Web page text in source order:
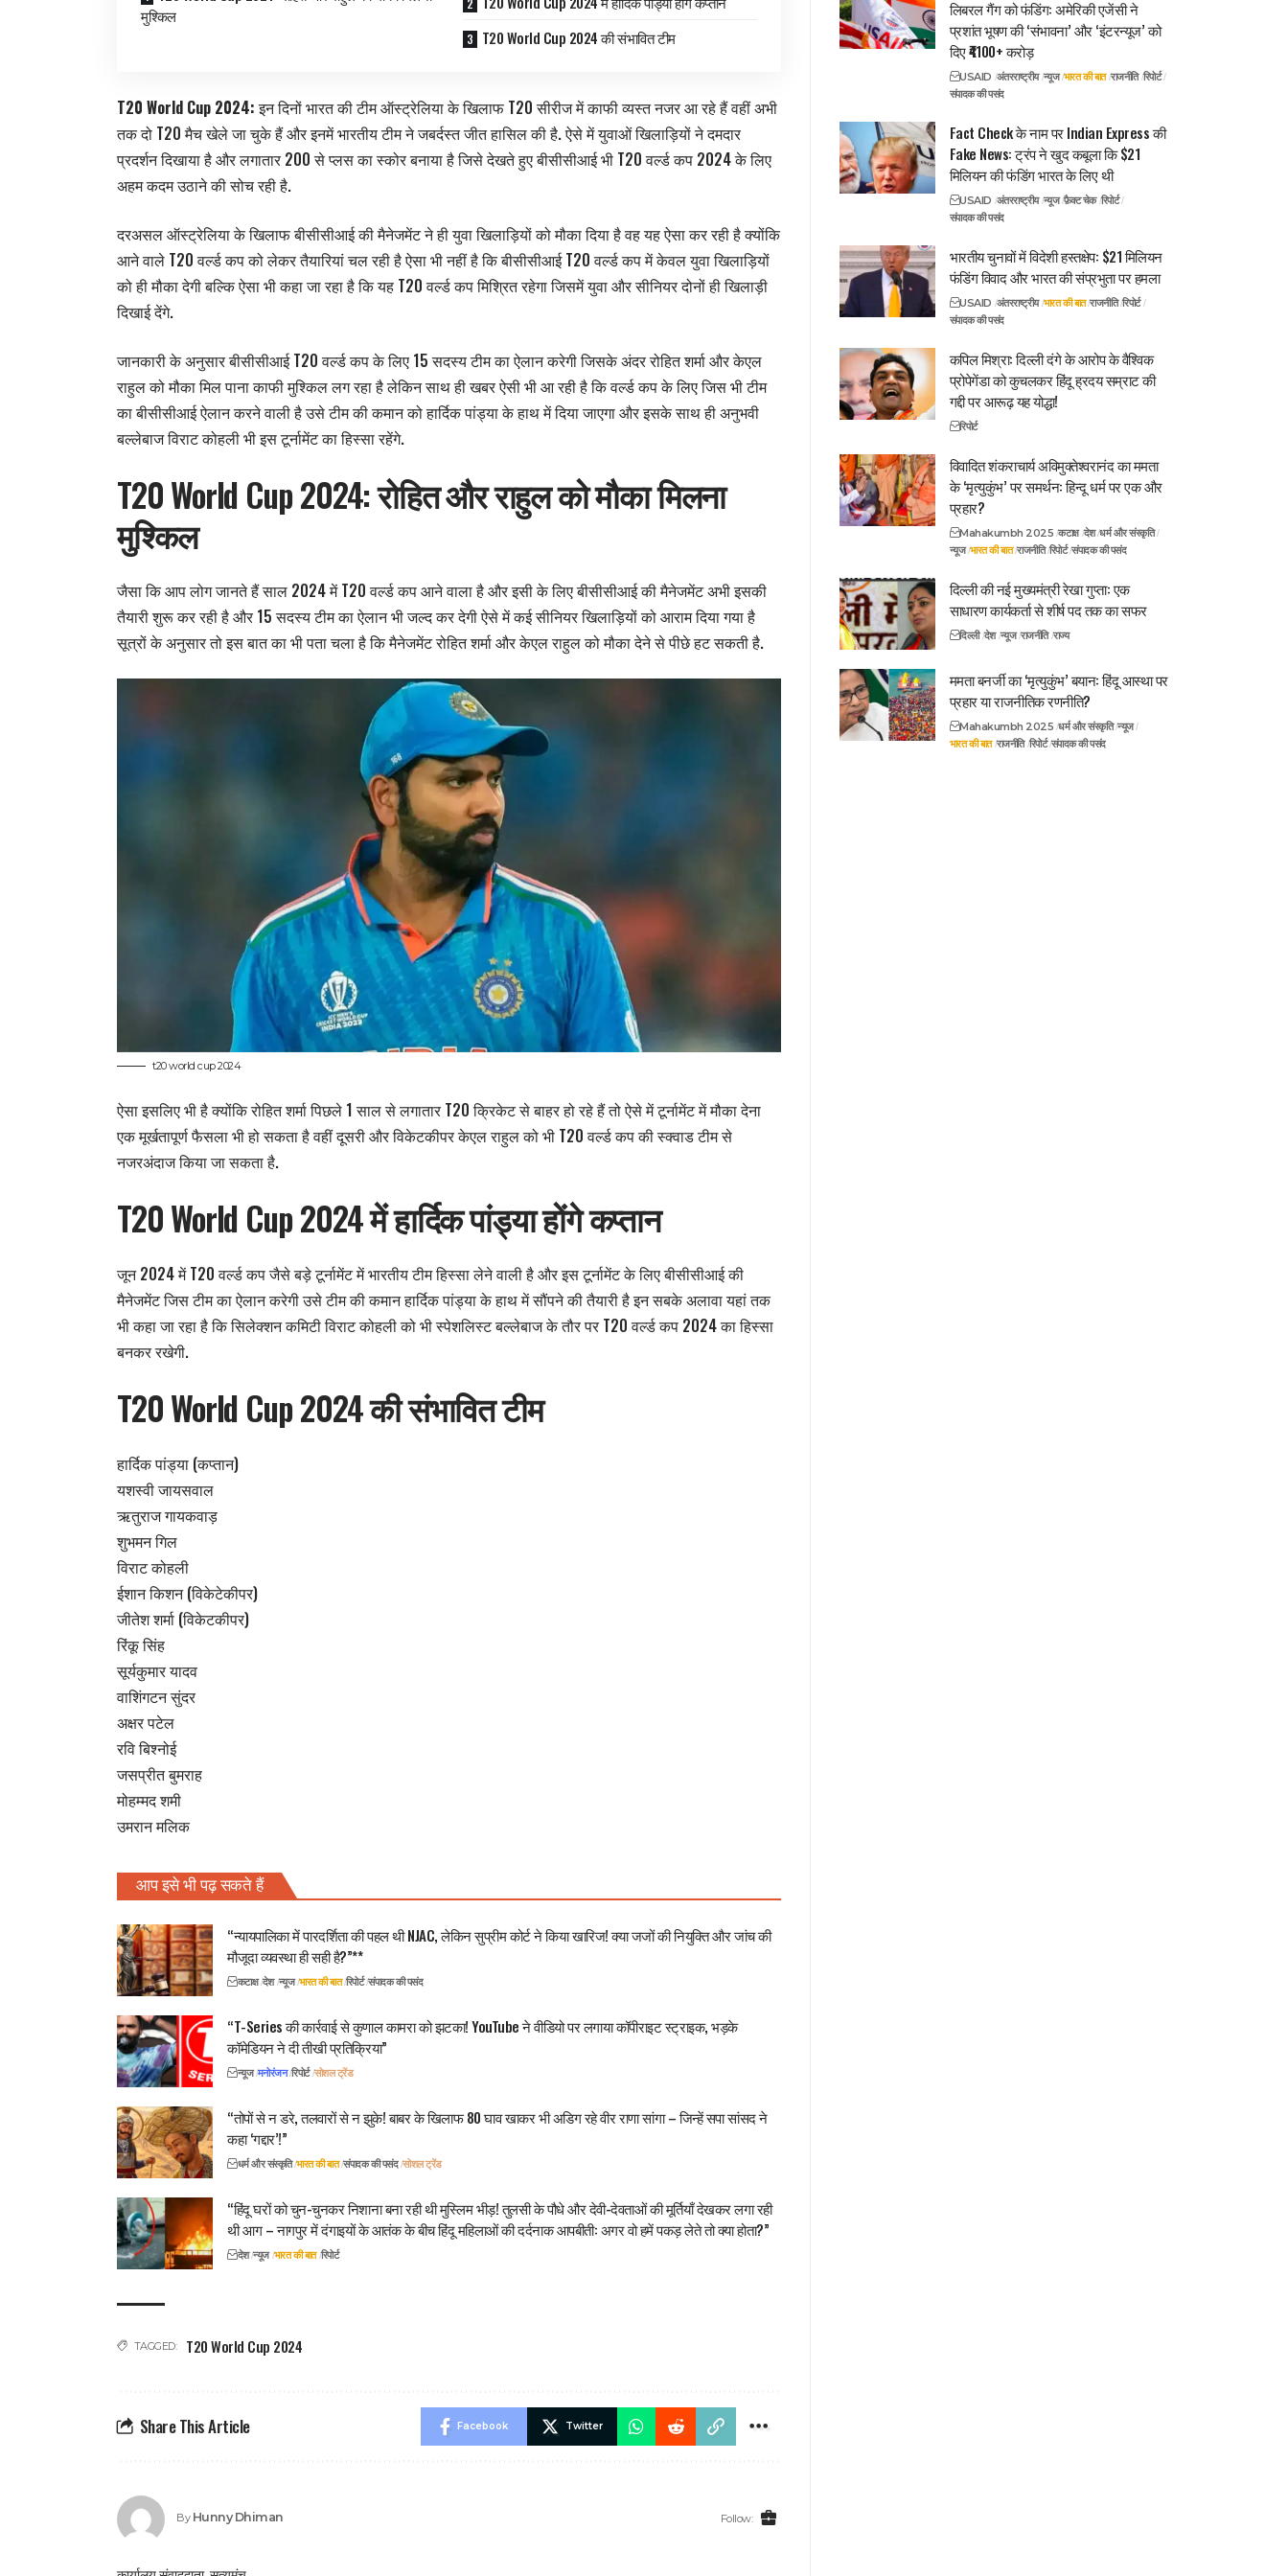
मुश्किल
T20 World Cup 2024 की संभावित टीम
T20 World Cup 2024:इन दिनों भारत की टीम ऑस्ट्रेलिया के खिलाफ T20 सीरीज में काफी व्यस्त नजर आ रहे हैं वहीं अभी
तक दो T20 मैच खेले जा चुके हैं और इनमें भारतीय टीम ने जबर्दस्त जीत हासिल की है. ऐसे में युवाओं खिलाड़ियों ने दमदार
प्रदर्शन दिखाया है और लगातार 200 से प्लस का स्कोर बनाया है जिसे देखते हुए बीसीसीआई भी T20 वर्ल्ड कप 2024 के लिए
अहम कदम उठाने की सोच रही है.
दरअसल ऑस्ट्रेलिया के खिलाफ बीसीसीआई की मैनेजमेंट ने ही युवा खिलाड़ियों को मौका दिया है वह यह ऐसा कर रही है क्योंकि
आने वाले T20 वर्ल्ड कप को लेकर तैयारियां चल रही है ऐसा भी नहीं है कि बीसीसीआई T20 वर्ल्ड कप में केवल युवा खिलाड़ियों
को ही मौका देगी बल्कि ऐसा भी कहा जा रहा है कि यह T20 वर्ल्ड कप मिश्रित रहेगा जिसमें युवा और सीनियर दोनों ही खिलाड़ी
दिखाई देंगे.
जानकारी के अनुसार बीसीसीआई T20 वर्ल्ड कप के लिए 15 सदस्य टीम का ऐलान करेगी जिसके अंदर रोहित शर्मा और केएल
राहुल को मौका मिल पाना काफी मुश्किल लग रहा है लेकिन साथ ही खबर ऐसी भी आ रही है कि वर्ल्ड कप के लिए जिस भी टीम
का बीसीसीआई ऐलान करने वाली है उसे टीम की कमान को हार्दिक पांड्या के हाथ में दिया जाएगा और इसके साथ ही अनुभवी
बल्लेबाज विराट कोहली भी इस टूर्नामेंट का हिस्सा रहेंगे.
T20 World Cup 2024: रोहित और राहुल को मौका मिलना
मुश्किल
जैसा कि आप लोग जानते हैं साल 2024 में T20 वर्ल्ड कप आने वाला है और इसी के लिए बीसीसीआई की मैनेजमेंट अभी इसकी
तैयारी शुरू कर रही है और 15 सदस्य टीम का ऐलान भी जल्द कर देगी ऐसे में कई सीनियर खिलाड़ियों को आराम दिया गया है
सूत्रों के अनुसार तो इस बात का भी पता चला है कि मैनेजमेंट रोहित शर्मा और केएल राहुल को मौका देने से पीछे हट सकती है.
t20 world cup 2024
ऐसा इसलिए भी है क्योंकि रोहित शर्मा पिछले 1 साल से लगातार T20 क्रिकेट से बाहर हो रहे हैं तो ऐसे में टूर्नामेंट में मौका देना
एक मूर्खतापूर्ण फैसला भी हो सकता है वहीं दूसरी और विकेटकीपर केएल राहुल को भी T20 वर्ल्ड कप की स्क्वाड टीम से
नजरअंदाज किया जा सकता है.
T20 World Cup 2024 में हार्दिक पांड्या होंगे कप्तान
जून 2024 में T20 वर्ल्ड कप जैसे बड़े टूर्नामेंट में भारतीय टीम हिस्सा लेने वाली है और इस टूर्नामेंट के लिए बीसीसीआई की
मैनेजमेंट जिस टीम का ऐलान करेगी उसे टीम की कमान हार्दिक पांड्या के हाथ में सौंपने की तैयारी है इन सबके अलावा यहां तक
भी कहा जा रहा है कि सिलेक्शन कमिटी विराट कोहली को भी स्पेशलिस्ट बल्लेबाज के तौर पर T20 वर्ल्ड कप 2024 का हिस्सा
बनकर रखेगी.
T20 World Cup 2024 की संभावित टीम
हार्दिक पांड्या (कप्तान)
यशस्वी जायसवाल
ऋतुराज गायकवाड़
शुभमन गिल
विराट कोहली
ईशान किशन (विकेटेकीपर)
जीतेश शर्मा (विकेटकीपर)
रिंकू सिंह
सूर्यकुमार यादव
वाशिंगटन सुंदर
अक्षर पटेल
रवि बिश्नोई
जसप्रीत बुमराह
मोहम्मद शमी
उमरान मलिक
आप इसे भी पढ़ सकते हैं
“न्यायपालिका में पारदर्शिता की पहल थी NJAC, लेकिन सुप्रीम कोर्ट ने किया खारिज! क्या जजों की नियुक्ति और जांच की
मौजूदा व्यवस्था ही सही है?”**
कटाक्ष देश न्यूज भारत की बात रिपोर्ट संपादक की पसंद
“T-Series की कार्रवाई से कुणाल कामरा को झटका! YouTube ने वीडियो पर लगाया कॉपीराइट स्ट्राइक, भड़के
कॉमेडियन ने दी तीखी प्रतिक्रिया”
न्यूज मनोरंजन रिपोर्ट सोशल ट्रेंड
“तोपों से न डरे, तलवारों से न झुके! बाबर के खिलाफ 80 घाव खाकर भी अडिग रहे वीर राणा सांगा – जिन्हें सपा सांसद ने
कहा ‘गद्दार’!”
धर्म और संस्कृति भारत की बात संपादक की पसंद सोशल ट्रेंड
“हिंदू घरों को चुन-चुनकर निशाना बना रही थी मुस्लिम भीड़! तुलसी के पौधे और देवी-देवताओं की मूर्तियाँ देखकर लगा रही
थी आग – नागपुर में दंगाइयों के आतंक के बीच हिंदू महिलाओं की दर्दनाक आपबीती: अगर वो हमें पकड़ लेते तो क्या होता?”
देश न्यूज भारत की बात रिपोर्ट
TAGGED: T20 World Cup 2024
Share This Article Facebook Twitter
By Hunny Dhiman Follow:
लिबरल गैंग को फंडिंग: अमेरिकी एजेंसी ने
प्रशांत भूषण की ‘संभावना’ और ‘इंटरन्यूज’ को
दिए ₹4100+ करोड़
USAID अंतरराष्ट्रीय न्यूज भारत की बात राजनीति रिपोर्ट
संपादक की पसंद
Fact Check के नाम पर Indian Express की
Fake News: ट्रंप ने खुद कबूला कि $21
मिलियन की फंडिंग भारत के लिए थी
USAID अंतरराष्ट्रीय न्यूज फ़ैक्ट चेक रिपोर्ट
संपादक की पसंद
भारतीय चुनावों में विदेशी हस्तक्षेप: $21 मिलियन
फंडिंग विवाद और भारत की संप्रभुता पर हमला
USAID अंतरराष्ट्रीय भारत की बात राजनीति रिपोर्ट
संपादक की पसंद
कपिल मिश्रा: दिल्ली दंगे के आरोप के वैश्विक
प्रोपेगेंडा को कुचलकर हिंदू ह्रदय सम्राट की
गद्दी पर आरूढ़ यह योद्धा!
रिपोर्ट
विवादित शंकराचार्य अविमुक्तेश्वरानंद का ममता
के ‘मृत्युकुंभ’ पर समर्थन: हिन्दू धर्म पर एक और
प्रहार?
Mahakumbh 2025 कटाक्ष देश धर्म और संस्कृति
न्यूज भारत की बात राजनीति रिपोर्ट संपादक की पसंद
दिल्ली की नई मुख्यमंत्री रेखा गुप्ता: एक
साधारण कार्यकर्ता से शीर्ष पद तक का सफर
दिल्ली देश न्यूज राजनीति राज्य
ममता बनर्जी का ‘मृत्युकुंभ’ बयान: हिंदू आस्था पर
प्रहार या राजनीतिक रणनीति?
Mahakumbh 2025 धर्म और संस्कृति न्यूज
भारत की बात राजनीति रिपोर्ट संपादक की पसंद